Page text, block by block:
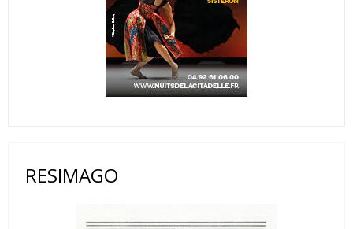
RESIMAGO